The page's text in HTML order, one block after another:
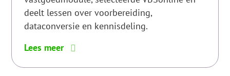
deelt lessen over voorbereiding,
dataconversie en kennisdeling.
Lees meer 6